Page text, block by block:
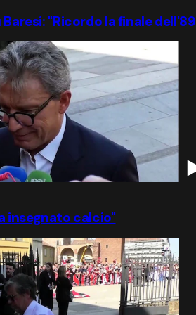
"Ricordo la finale
insegnato calcio"